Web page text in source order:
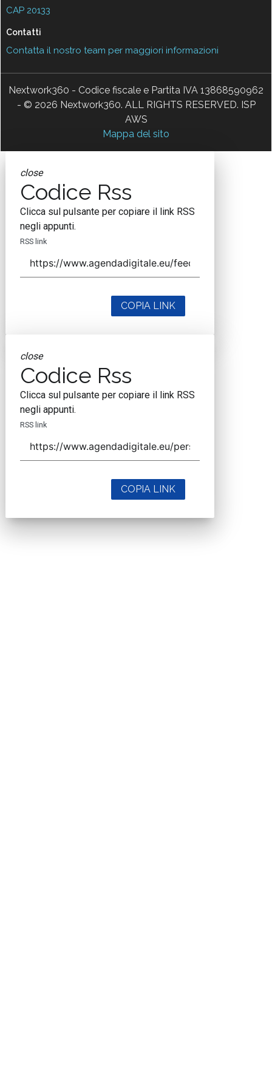
CAP 20133
Contatti
Contatta il nostro team per maggiori informazioni
Nextwork360 - Codice fiscale e Partita IVA 13868590962
- © 2026 Nextwork360. ALL RIGHTS RESERVED. ISP
AWS
Mappa del sito
close
Codice Rss
Clicca sul pulsante per copiare il link RSS
negli appunti.
RSS link
COPIA LINK
close
Codice Rss
Clicca sul pulsante per copiare il link RSS
negli appunti.
RSS link
COPIA LINK